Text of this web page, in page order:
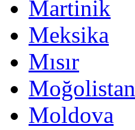
Martinik
Meksika
Mısır
Moğolistan
Moldova